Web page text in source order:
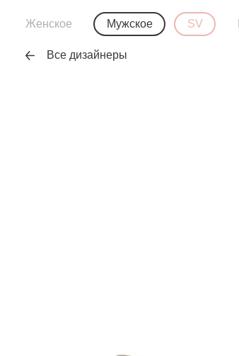
Женское Мужское SV
Все дизайнеры